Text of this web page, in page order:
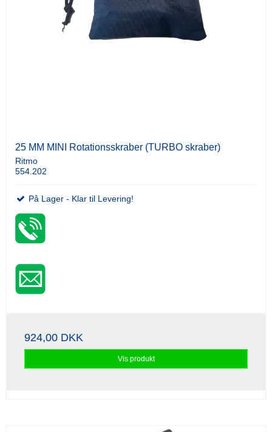
25 MM MINI Rotationsskraber (TURBO skraber)
Ritmo
554.202
På Lager - Klar til Levering!
924,00 DKK
Vis produkt